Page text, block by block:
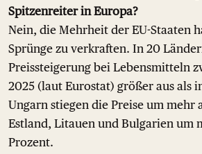
Spitzenreiter in Europa?
Nein, die Mehrheit der EU-Staaten
Sprünge zu verkraften. In 20
Preissteigerung bei Lebensmitteln
2025 (laut Eurostat) größer aus als
Ungarn stiegen die Preise um mehr
Estland, Litauen und Bulgarien um
Prozent.